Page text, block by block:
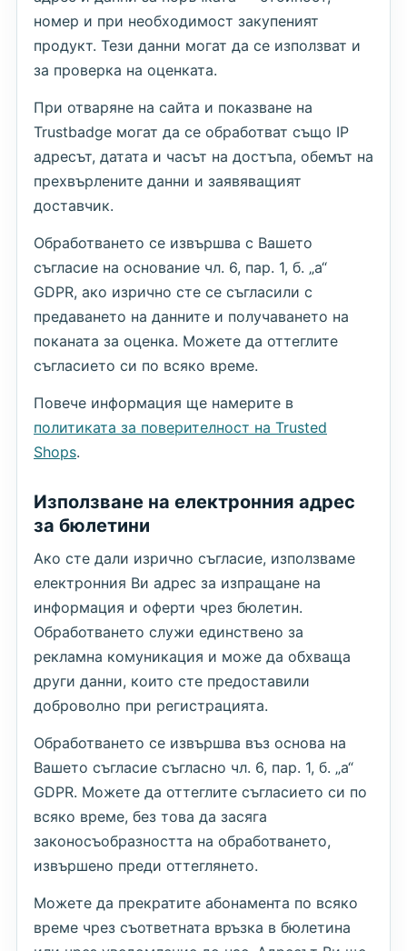
номер и при необходимост закупеният
продукт. Тези данни могат да се използват и
за проверка на оценката.
При отваряне на сайта и показване на
Trustbadge могат да се обработват също IP
адресът, датата и часът на достъпа, обемът на
прехвърлените данни и заявяващият
доставчик.
Обработването се извършва с Вашето
съгласие на основание чл. 6, пар. 1, б. „а“
GDPR, ако изрично сте се съгласили с
предаването на данните и получаването на
поканата за оценка. Можете да оттеглите
съгласието си по всяко време.
Повече информация ще намерите в
политиката за поверителност на Trusted
Shops.
Използване на електронния адрес
за бюлетини
Ако сте дали изрично съгласие, използваме
електронния Ви адрес за изпращане на
информация и оферти чрез бюлетин.
Обработването служи единствено за
рекламна комуникация и може да обхваща
други данни, които сте предоставили
доброволно при регистрацията.
Обработването се извършва въз основа на
Вашето съгласие съгласно чл. 6, пар. 1, б. „а“
GDPR. Можете да оттеглите съгласието си по
всяко време, без това да засяга
законосъобразността на обработването,
извършено преди оттеглянето.
Можете да прекратите абонамента по всяко
време чрез съответната връзка в бюлетина